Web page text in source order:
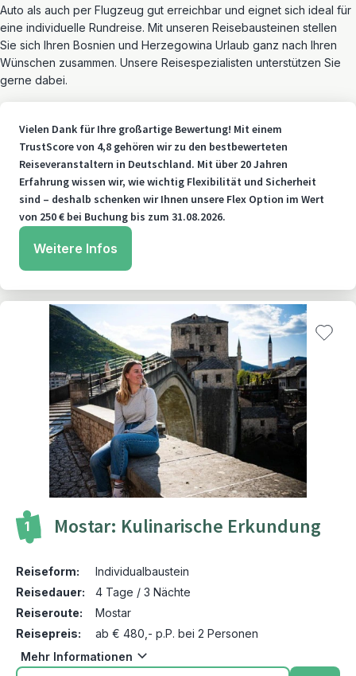
Auto als auch per Flugzeug gut erreichbar und eignet sich ideal für
eine individuelle Rundreise. Mit unseren Reisebausteinen stellen
Sie sich Ihren Bosnien und Herzegowina Urlaub ganz nach Ihren
Wünschen zusammen. Unsere Reisespezialisten unterstützen Sie
gerne dabei.
Vielen Dank für Ihre großartige Bewertung! Mit einem
TrustScore von 4,8 gehören wir zu den bestbewerteten
Reiseveranstaltern in Deutschland. Mit über 20 Jahren
Erfahrung wissen wir, wie wichtig Flexibilität und Sicherheit
sind – deshalb schenken wir Ihnen unsere Flex Option im Wert
von 250 € bei Buchung bis zum 31.08.2026.
Weitere Infos
1 Mostar: Kulinarische Erkundung
Reiseform:
Individualbaustein
Reisedauer:
4 Tage / 3 Nächte
Reiseroute:
Mostar
Reisepreis:
ab € 480,- p.P. bei 2 Personen
Mehr Informationen